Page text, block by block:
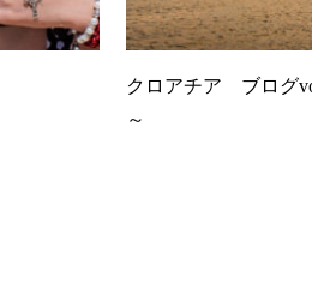
クロアチア ブログ
～